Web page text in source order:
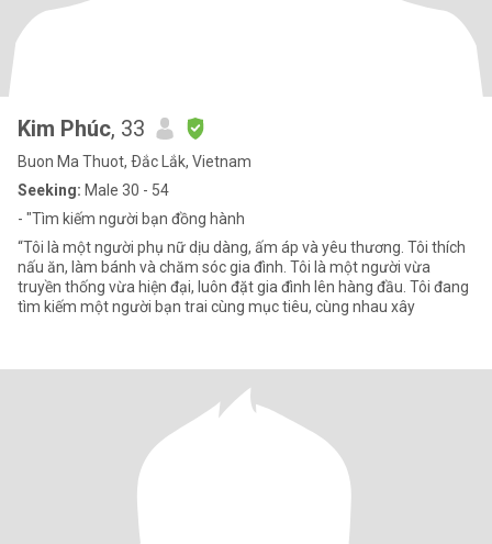
Kim Phúc, 33
Buon Ma Thuot, Ðắc Lắk, Vietnam
Seeking: Male 30 - 54
- "Tìm kiếm người bạn đồng hành
“Tôi là một người phụ nữ dịu dàng, ấm áp và yêu thương. Tôi thích
nấu ăn, làm bánh và chăm sóc gia đình. Tôi là một người vừa
truyền thống vừa hiện đại, luôn đặt gia đình lên hàng đầu. Tôi đang
tìm kiếm một người bạn trai cùng mục tiêu, cùng nhau xây